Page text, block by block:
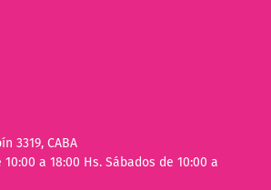
3319, CABA
a 18:00 Hs. Sábados de 10:00 a